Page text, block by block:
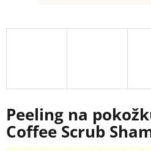
Peeling na
Coffee Scrub